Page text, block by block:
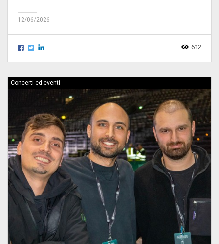
12/06/2026
612
Concerti ed eventi